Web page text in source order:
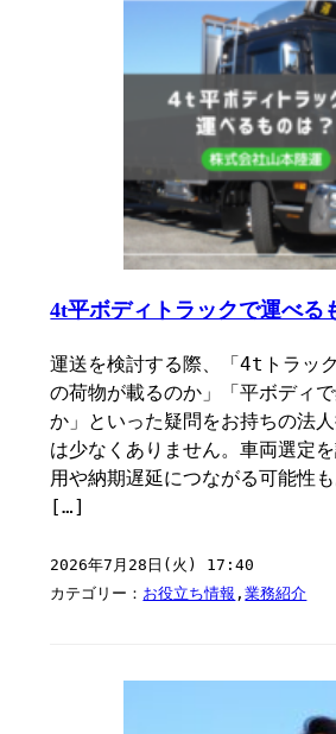
4t平ボディトラックで運べる
運送を検討する際、「4tトラッ
の荷物が載るのか」「平ボディ
か」といった疑問をお持ちの法
は少なくありません。車両選定
用や納期遅延につながる可能性
[…]
2026年7月28日(火) 17:40
カテゴリー： お役立ち情報 ,業務紹介